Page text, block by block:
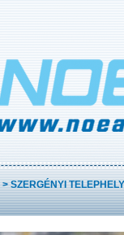
>SZERGÉNYI